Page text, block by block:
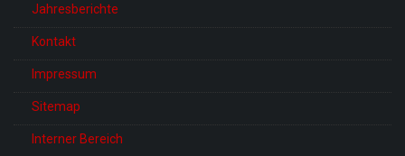
Jahresberichte
Kontakt
Impressum
Sitemap
Interner Bereich